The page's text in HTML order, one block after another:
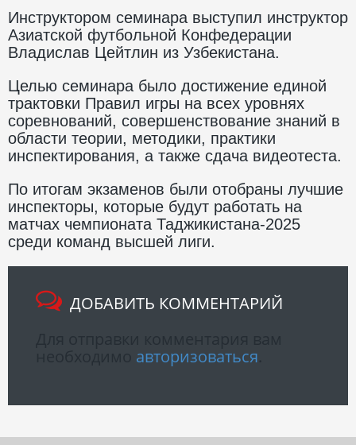
Инструктором семинара выступил инструктор
Азиатской футбольной Конфедерации
Владислав Цейтлин из Узбекистана.
Целью семинара было достижение единой
трактовки Правил игры на всех уровнях
соревнований, совершенствование знаний в
области теории, методики, практики
инспектирования, а также сдача видеотеста.
По итогам экзаменов были отобраны лучшие
инспекторы, которые будут работать на
матчах чемпионата Таджикистана-2025
среди команд высшей лиги.
ДОБАВИТЬ КОММЕНТАРИЙ
авторизоваться